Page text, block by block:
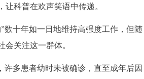
科普在欢声笑语中传递。
数十年如一日地维持高强度工作，但随
关注这一群体。
多患者幼时未被确诊，直至成年后因